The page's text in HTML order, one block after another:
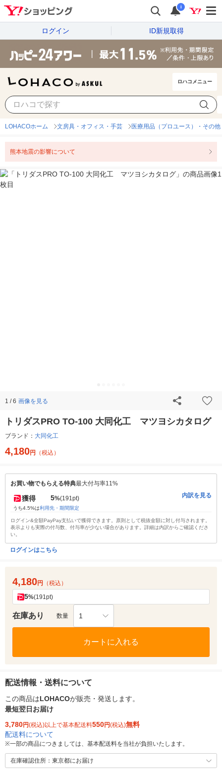
i
ログイン ID新規取得
ロハコメニュー
LOHACOホーム 文房具・オフィス・手芸 医療用品（プロユース）・その他
熊本地震の影響について
1 / 6 画像を見る
トリダスPRO TO-100 大同化工 マツヨシカタログ
ブランド： 大同化工
4,180円 （税込）
お買い物でもらえる特典最大付与率11%
獲得 5%(191pt)
うち4.5%は利用先・期間限定
内訳を見る
ログイン&全額PayPay支払いで獲得できます。原則として税抜金額に対し付与されます。
表示よりも実際の付与数、付与率が少ない場合があります。詳細は内訳からご確認くださ
い。
ログインはこちら
4,180円 （税込）
5%(191pt)
在庫あり 数量 1
カートに入れる
配送情報・送料について
この商品はLOHACOが販売・発送します。
最短翌日お届け
3,780円(税込)以上で基本配送料550円(税込)無料
配送料について
※一部の商品につきましては、基本配送料を当社が負担いたします。
在庫確認住所：東京都にお届け